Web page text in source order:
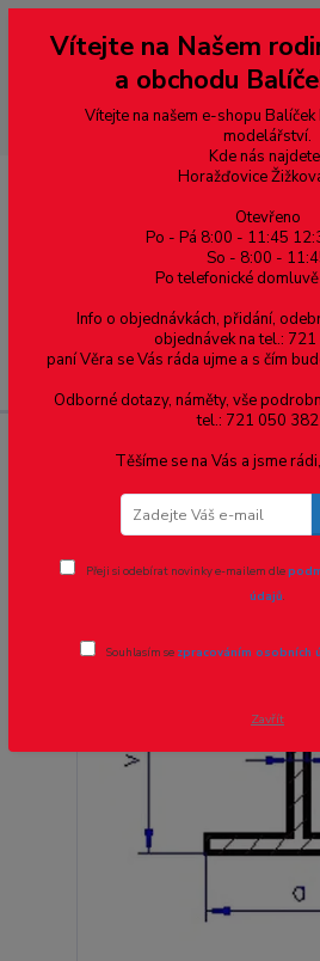
--- pro zákazníky ze Slovenska a jiných
přepněte si e-shop na euro 💶 pro
dobírky – pokud si z nějakého důvodu
domluvě zaslána znovu s opětovnou
případě bude zrušena a účet přidán na
objednávky.
Výrobce: Německo
Vítejte na Našem
a obchodu
Vítejte na našem e-shopu
modelářství.
Kde nás
Horažďovice
Otevřeno
Po - Pá 8:00 - 11:45
So - 8:00 -
Po telefonické
Info o objednávkách, přidání,
objednávek na tel.:
paní Věra se Vás ráda ujme a s čím
Odborné dotazy, náměty, vše
tel.: 721 050
Těšíme se na Vás a jsme
Přeji si odebírat novinky e-mailem dle
údajů.
Souhlasím se zpracováním osobních
Zavřít